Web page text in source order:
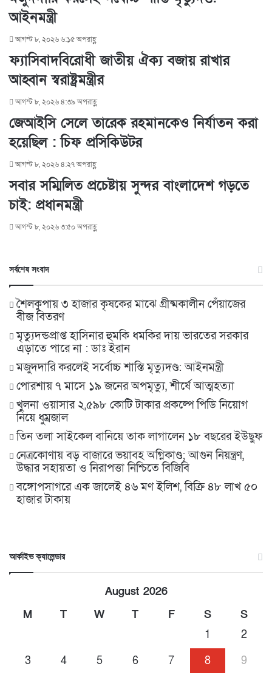
n
s
t a
i
l
আইনমন্ত্রী
আগস্ট ৮, ২০২৬ ৬:১৫ অপরাহ্ণ
ফ্যাসিবাদবিরোধী জাতীয় ঐক্য বজায় রাখার
আহ্বান স্বরাষ্ট্রমন্ত্রীর
আগস্ট ৮, ২০২৬ ৪:৩৯ অপরাহ্ণ
জেআইসি সেলে তারেক রহমানকেও নির্যাতন করা
হয়েছিল : চিফ প্রসিকিউটর
আগস্ট ৮, ২০২৬ ৪:২৭ অপরাহ্ণ
সবার সম্মিলিত প্রচেষ্টায় সুন্দর বাংলাদেশ গড়তে
চাই: প্রধানমন্ত্রী
আগস্ট ৮, ২০২৬ ৩:৫০ অপরাহ্ণ
সর্বশেষ সংবাদ
শৈলকুপায় ৩ হাজার কৃষকের মাঝে গ্রীষ্মকালীন পেঁয়াজের
বীজ বিতরণ
মৃত্যুদন্ডপ্রাপ্ত হাসিনার হুমকি ধমকির দায় ভারতের সরকার
এড়াতে পারে না : ডাঃ ইরান
মজুদদারি করলেই সর্বোচ্চ শাস্তি মৃত্যুদণ্ড: আইনমন্ত্রী
পোরশায় ৭ মাসে ১৯ জনের অপমৃত্যু, শীর্ষে আত্মহত্যা
খুলনা ওয়াসার ২,৫৯৮ কোটি টাকার প্রকল্পে পিডি নিয়োগ
নিয়ে ধুম্রজাল
তিন তলা সাইকেল বানিয়ে তাক লাগালেন ১৮ বছরের ইউছুফ
নেত্রকোণায় বড় বাজারে ভয়াবহ অগ্নিকাণ্ড; আগুন নিয়ন্ত্রণ,
উদ্ধার সহায়তা ও নিরাপত্তা নিশ্চিতে বিজিবি
বঙ্গোপসাগরে এক জালেই ৪৬ মণ ইলিশ, বিক্রি ৪৮ লাখ ৫০
হাজার টাকায়
আর্কাইভ ক্যালেন্ডার
August 2026
M
T W T F S
S
1
2
3
4 5 6 7 8
9